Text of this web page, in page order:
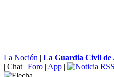
La Noción | La Guardia Civil de
| Chat | Foro | App |